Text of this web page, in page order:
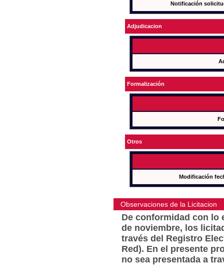
Notificación
Adjudicacion
Formalización
Otros
Modificación
Observaciones de la Licitacion
De conformidad con lo
de noviembre, los
través del Registro
Red). En el presente
no sea presentada a